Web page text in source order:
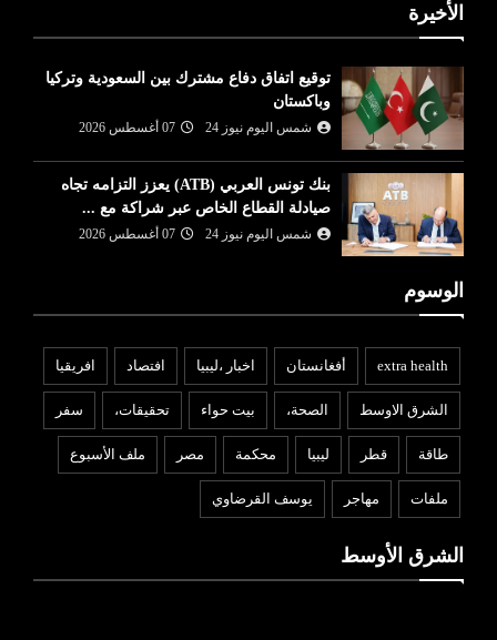
الأخيرة
توقيع اتفاق دفاع مشترك بين السعودية وتركيا
وباكستان
شمس اليوم نيوز 24 07 أغسطس 2026
بنك تونس العربي (ATB) يعزز التزامه تجاه
صيادلة القطاع الخاص عبر شراكة مع ...
شمس اليوم نيوز 24 07 أغسطس 2026
الوسوم
extra health أفغانستان اخبار ،ليبيا افتصاد افريقيا
الشرق الاوسط الصحة، بيت حواء تحقيقات، سفر
طاقة قطر ليبيا محكمة مصر ملف الأسبوع
ملفات مهاجر يوسف القرضاوي
الشرق الأوسط